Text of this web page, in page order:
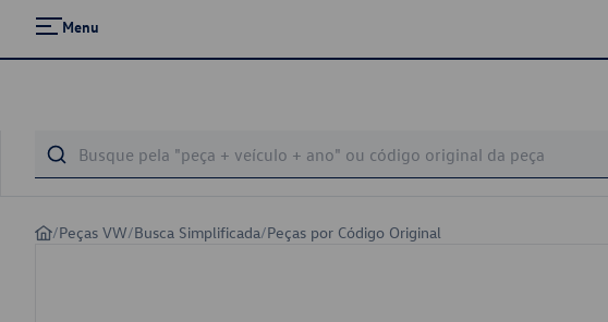
Menu
/Peças VW/Busca Simplificada/Peças por Código Original